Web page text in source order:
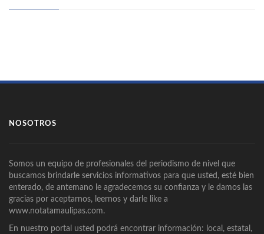
NOSOTROS
Somos un equipo de profesionales del periodismo de nivel que
buscamos brindarle servicios informativos para que usted, esté bien
enterado, de antemano le agradecemos su confianza y le damos las
gracias por aceptarnos, leernos y darle like a
www.notatamaulipas.com.
En nuestro portal usted podrá encontrar información: local, estatal,